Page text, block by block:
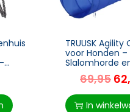
Ø52
TRUUSK
voor Honden –
Slalomhorde
PE+Polyester –
Geel –
Trainingsveld
69,95
In